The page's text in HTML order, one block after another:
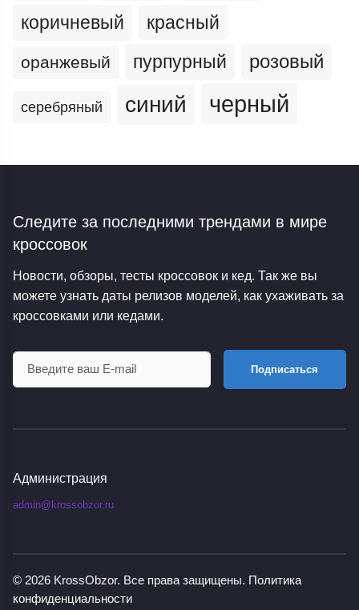
коричневый красный
оранжевый пурпурный розовый
серебряный синий черный
Следите за последними трендами в мире
кроссовок
Новости, обзоры, тесты кроссовок и кед. Так же вы
можете узнать даты релизов моделей, как ухаживать за
кроссовками или кедами.
Подписаться
Администрация
admin@krossobzor.ru
© 2026 KrossObzor. Все права защищены. Политика
конфиденциальности